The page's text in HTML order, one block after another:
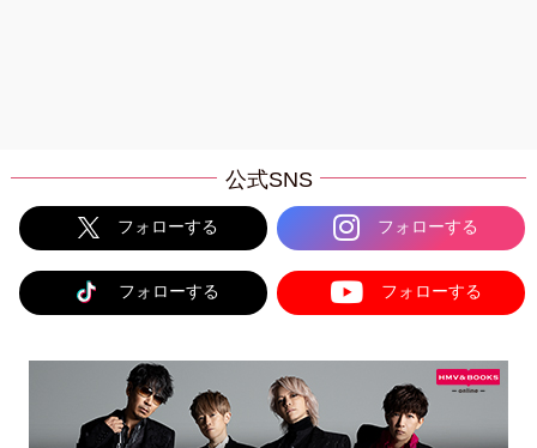
公式SNS
フォローする フォローする
フォローする フォローする